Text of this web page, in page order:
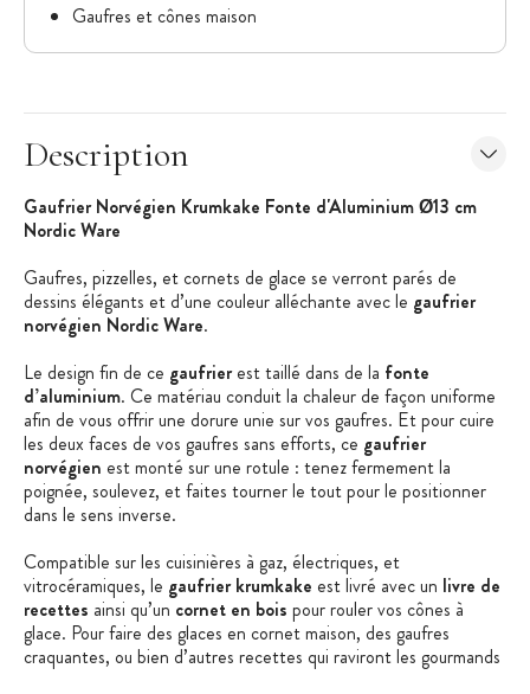
Gaufres et cônes maison
Description
Gaufrier Norvégien Krumkake Fonte d'Aluminium Ø13 cm
Nordic Ware
Gaufres, pizzelles, et cornets de glace se verront parés de
dessins élégants et d’une couleur alléchante avec le gaufrier
norvégien Nordic Ware.
Le design fin de ce gaufrierest taillé dans de la fonte
d’aluminium. Ce matériau conduit la chaleur de façon uniforme
afin de vous offrir une dorure unie sur vos gaufres. Et pour cuire
les deux faces de vos gaufres sans efforts, ce gaufrier
norvégien est monté sur une rotule : tenez fermement la
poignée, soulevez, et faites tourner le tout pour le positionner
dans le sens inverse.
Compatible sur les cuisinières à gaz, électriques, et
vitrocéramiques, le gaufrier krumkake est livré avec un livre de
recettes ainsi qu’un cornet en bois pour rouler vos cônes à
glace. Pour faire des glaces en cornet maison, des gaufres
craquantes, ou bien d’autres recettes qui raviront les gourmands